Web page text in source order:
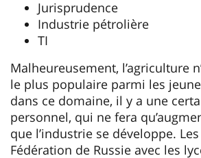
Jurisprudence
Industrie pétrolière
TI
Malheureusement, l’agriculture
le plus populaire parmi les
dans ce domaine, il y a une
personnel, qui ne fera
que l’industrie se développe.
Fédération de Russie avec les